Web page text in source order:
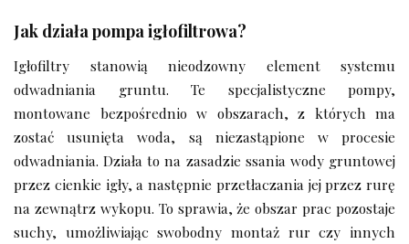
Jak działa pompa igłofiltrowa?
Igłofiltry stanowią nieodzowny element systemu
odwadniania gruntu. Te specjalistyczne pompy,
montowane bezpośrednio w obszarach, z których ma
zostać usunięta woda, są niezastąpione w procesie
odwadniania. Działa to na zasadzie ssania wody gruntowej
przez cienkie igły, a następnie przetłaczania jej przez rurę
na zewnątrz wykopu. To sprawia, że obszar prac pozostaje
suchy, umożliwiając swobodny montaż rur czy innych